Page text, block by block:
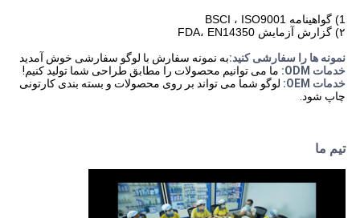
1) گواهینامه BSCI ، ISO9001
۲) گزارش آزمایش FDA، EN14350
نمونه ها را سفارشی کنید:به نمونه سفارش با لوگو سفارشی خوش آمدید
خدمات ODM:
ما می توانیم محصولات را مطابق طراحی شما تولید کنیم!
خدمات OEM:
لوگو شما می تواند بر روی محصولات و بسته بندی کارتونی
چاپ شود.
تیم ما